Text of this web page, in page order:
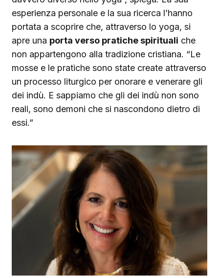
esperienza personale e la sua ricerca l’hanno
portata a scoprire che, attraverso lo yoga, si
apre una porta verso pratiche spirituali che
non appartengono alla tradizione cristiana. “Le
mosse e le pratiche sono state create attraverso
un processo liturgico per onorare e venerare gli
dei indù. E sappiamo che gli dei indù non sono
reali, sono demoni che si nascondono dietro di
essi.”